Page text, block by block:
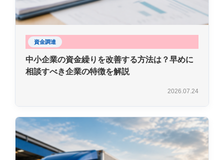
資金調達
中小企業の資金繰りを改善する方法は？早めに
相談すべき企業の特徴を解説
2026.07.24